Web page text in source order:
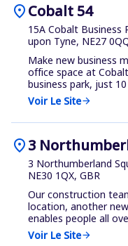
location_onCobalt 54
15A Cobalt Business
upon Tyne, NE27
Make new business
office space at
business park, just
Voir Le Sitearrow_forward
location_on3
3 Northumberland
NE30 1QX, GBR
Our construction
location, another
enables people all
Voir Le Sitearrow_forward